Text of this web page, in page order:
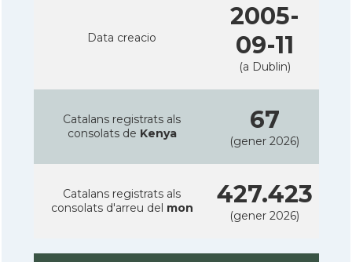
Data creacio
2005-
09-11
(a Dublin)
Catalans registrats als
consolats de Kenya 67
(gener 2026)
Catalans registrats als
consolats d'arreu del mon 427.423
(gener 2026)